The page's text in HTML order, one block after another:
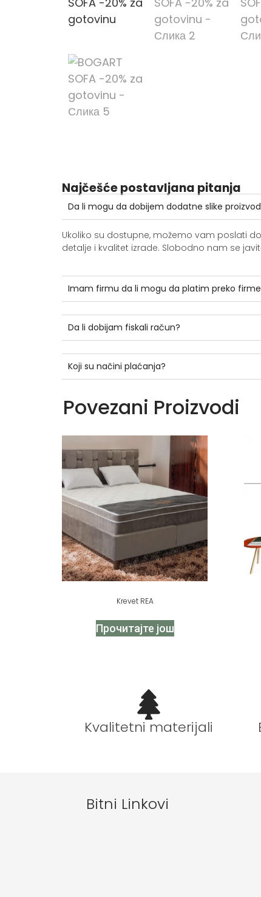
Najčešće postavljana pitanja
Da li mogu da dobijem dodatne slike
Ukoliko su dostupne, možemo vam poslati
detalje i kvalitet izrade. Slobodno nam se
Imam firmu da li mogu da platim preko
Da li dobijam fiskali račun?
Koji su načini plaćanja?
Povezani Proizvodi
Krevet REA
Прочитајте још
Kvalitetni materijali
Bitni Linkovi